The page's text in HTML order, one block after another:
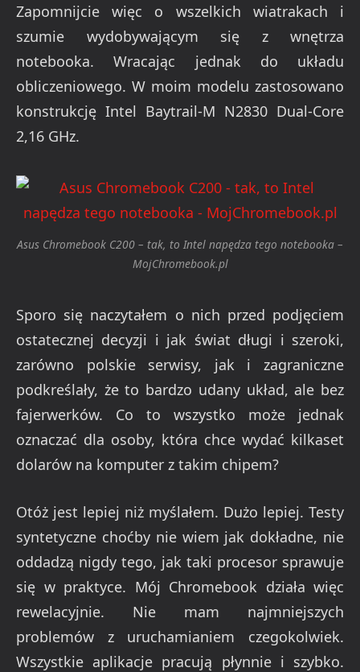
Zapomnijcie więc o wszelkich wiatrakach i
szumie wydobywającym się z wnętrza
notebooka. Wracając jednak do układu
obliczeniowego. W moim modelu zastosowano
konstrukcję Intel Baytrail-M N2830 Dual-Core
2,16 GHz.
Asus Chromebook C200 – tak, to Intel napędza tego notebooka –
MojChromebook.pl
Sporo się naczytałem o nich przed podjęciem
ostatecznej decyzji i jak świat długi i szeroki,
zarówno polskie serwisy, jak i zagraniczne
podkreślały, że to bardzo udany układ, ale bez
fajerwerków. Co to wszystko może jednak
oznaczać dla osoby, która chce wydać kilkaset
dolarów na komputer z takim chipem?
Otóż jest lepiej niż myślałem. Dużo lepiej. Testy
syntetyczne choćby nie wiem jak dokładne, nie
oddadzą nigdy tego, jak taki procesor sprawuje
się w praktyce. Mój Chromebook działa więc
rewelacyjnie. Nie mam najmniejszych
problemów z uruchamianiem czegokolwiek.
Wszystkie aplikacje pracują płynnie i szybko.